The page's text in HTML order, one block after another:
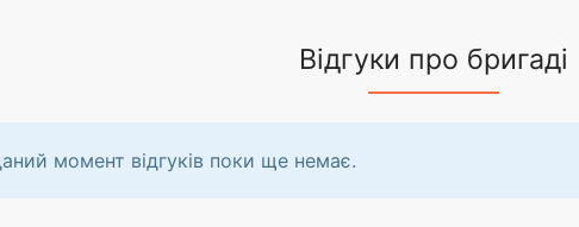
Відгуки про бригаді
момент відгуків поки ще немає.